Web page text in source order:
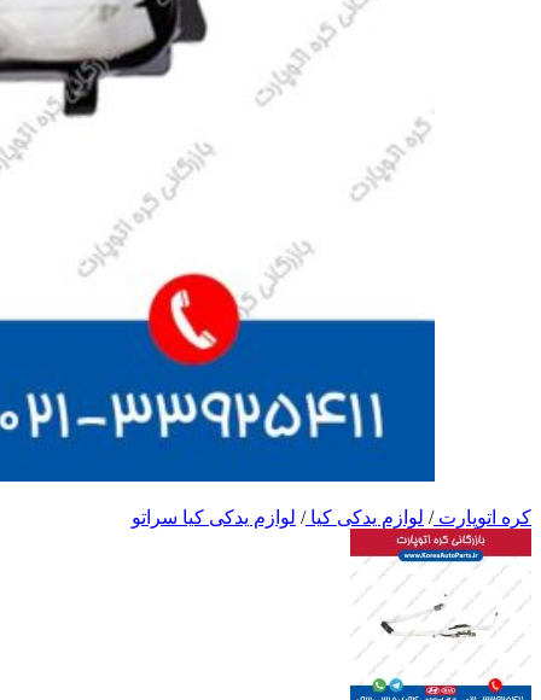
کره اتوپارت/ لوازم یدکی کیا/ لوازم یدکی کیا سراتو